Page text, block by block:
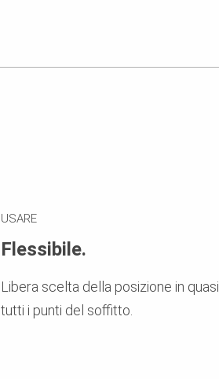
USARE
Flessibile.
Libera scelta della posizione in quasi
tutti i punti del soffitto.